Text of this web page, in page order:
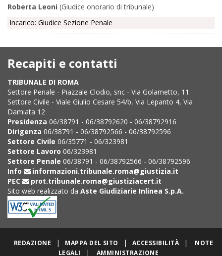
Roberta Leoni (Giudice onorario di tribunale)
Incarico: Giudice Sezione Penale
Recapiti e contatti
TRIBUNALE DI ROMA
Settore Penale - Piazzale Clodio, snc - Via Golametto, 11
Settore Civile - Viale Giulio Cesare 54/b, Via Lepanto 4, Via
Damiata 12
Presidenza 06/38791 - 06/38792620 - 06/38792916
Dirigenza 06/38791 - 06/38792566 - 06/38792596
Settore Civile 06/35771 - 06/323981
Settore Lavoro 06/323981
Settore Penale 06/38791 - 06/38792566 - 06/38792596
Info
informazioni.tribunale.roma@giustizia.it
PEC
prot.tribunale.roma@giustiziacert.it
Sito web realizzato da Aste Giudiziarie Inlinea S.p.A.
REDAZIONE | MAPPA DEL SITO | ACCESSIBILITÀ |
NOTE
LEGALI
| AMMINISTRAZIONE